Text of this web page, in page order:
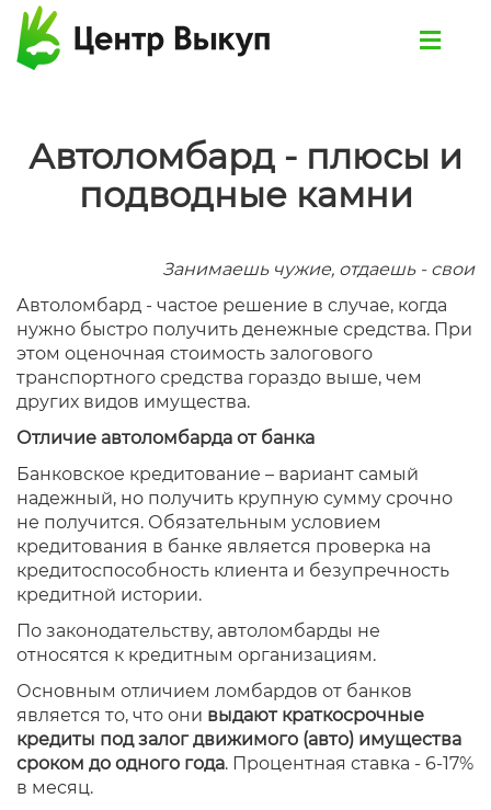
Автоломбард - плюсы и
подводные камни
Занимаешь чужие, отдаешь - свои
Автоломбард - частое решение в случае, когда
нужно быстро получить денежные средства. При
этом оценочная стоимость залогового
транспортного средства гораздо выше, чем
других видов имущества.
Отличие автоломбарда от банка
Банковское кредитование – вариант самый
надежный, но получить крупную сумму срочно
не получится. Обязательным условием
кредитования в банке является проверка на
кредитоспособность клиента и безупречность
кредитной истории.
По законодательству, автоломбарды не
относятся к кредитным организациям.
Основным отличием ломбардов от банков
является то, что они выдают краткосрочные
кредиты под залог движимого (авто) имущества
сроком до одного года. Процентная ставка - 6-17%
в месяц.